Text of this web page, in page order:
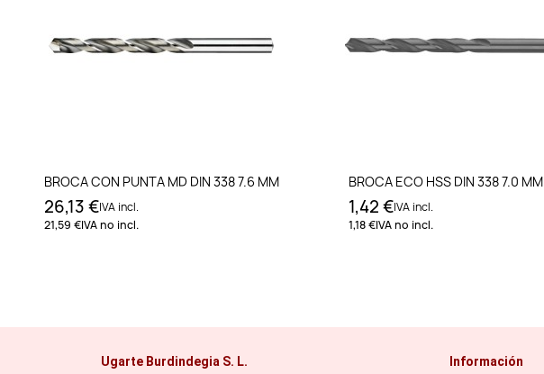
Añadir al carrito
BROCA CON PUNTA MD DIN 338 7.6 MM
26,13 €IVA incl.
21,59 €IVA no incl.
Añadir al carrito
BROCA ECO HSS DIN 338 7.0 MM
1,42 €IVA incl.
1,18 €IVA no incl.
Ugarte Burdindegia S. L. Información